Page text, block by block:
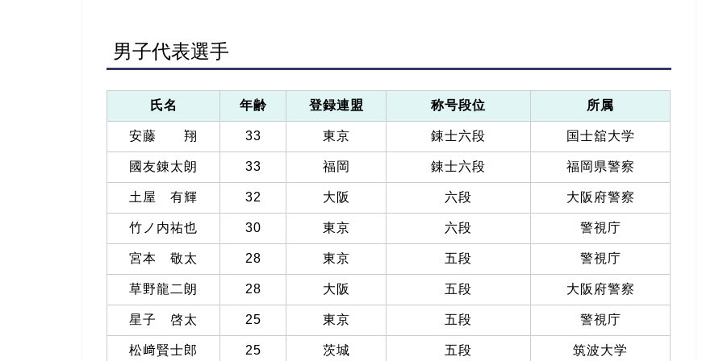
男子代表選手
氏名 年齢 登録連盟 称号段位 所属
安藤 翔 33 東京 錬士六段 国士舘大学
國友錬太朗 33 福岡 錬士六段 福岡県警察
土屋 有輝 32 大阪 六段 大阪府警察
竹ノ内祐也 30 東京 六段 警視庁
宮本 敬太 28 東京 五段 警視庁
草野龍二朗 28 大阪 五段 大阪府警察
星子 啓太 25 東京 五段 警視庁
松﨑賢士郎 25 茨城 五段 筑波大学